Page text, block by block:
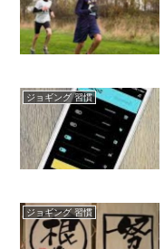
ジョギング 習慣
ジョギング 習慣